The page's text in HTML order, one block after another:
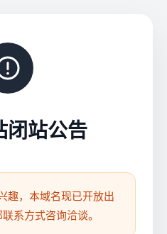
闭站公告
趣，本域名现已开放出
系方式咨询洽谈。